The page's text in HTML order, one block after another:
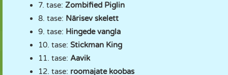
7. tase: Zombified Piglin
8. tase: Närisev skelett
9. tase: Hingede vangla
10. tase: Stickman King
11. tase: Aavik
12. tase: roomajate koobas